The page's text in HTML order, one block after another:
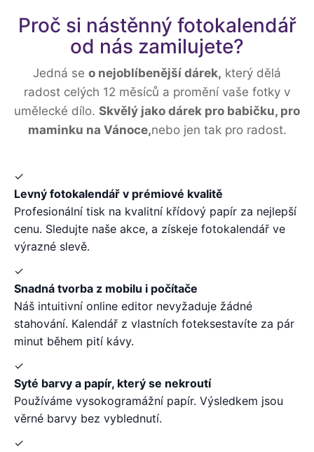
Proč si nástěnný fotokalendář
od nás zamilujete?
Jedná se o nejoblíbenější dárek, který dělá
radost celých 12 měsíců a promění vaše fotky v
umělecké dílo. Skvělý jako dárek pro babičku, pro
maminku na Vánoce,nebo jen tak pro radost.
✓
Levný fotokalendář v prémiové kvalitě
Profesionální tisk na kvalitní křídový papír za nejlepší
cenu. Sledujte naše akce, a získeje fotokalendář ve
výrazné slevě.
✓
Snadná tvorba z mobilu i počítače
Náš intuitivní online editor nevyžaduje žádné
stahování. Kalendář z vlastních foteksestavíte za pár
minut během pití kávy.
✓
Syté barvy a papír, který se nekroutí
Používáme vysokogramážní papír. Výsledkem jsou
věrné barvy bez vyblednutí.
✓